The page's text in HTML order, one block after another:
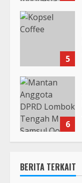
5
6
BERITA TERKAIT